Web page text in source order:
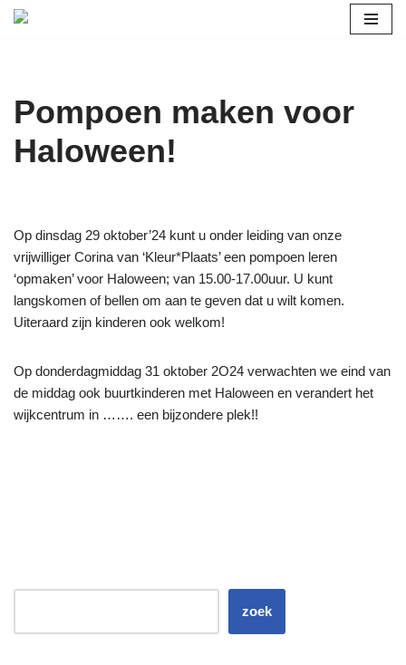
inhoud
Pompoen maken voor
Haloween!
Op dinsdag 29 oktober’24 kunt u onder leiding van onze
vrijwilliger Corina van ‘Kleur*Plaats’ een pompoen leren
‘opmaken’ voor Haloween; van 15.00-17.00uur. U kunt
langskomen of bellen om aan te geven dat u wilt komen.
Uiteraard zijn kinderen ook welkom!
Op donderdagmiddag 31 oktober 2O24 verwachten we eind van
de middag ook buurtkinderen met Haloween en verandert het
wijkcentrum in ……. een bijzondere plek!!
zoek